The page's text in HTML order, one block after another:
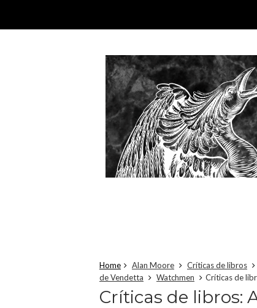
Home Alan Moore Críticas de libros
de Vendetta
Watchmen Críticas de
Críticas de libros: